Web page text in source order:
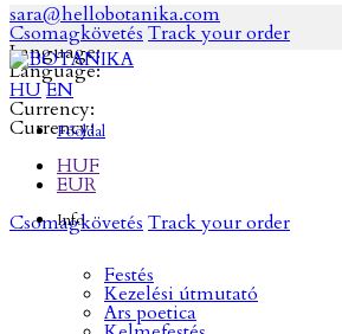
sara@hellobotanika.com
CsomagkövetésTrack your order
Language:
Language:
HUEN
Currency:
Currency:
HUF
EUR
CsomagkövetésTrack your order
Főoldal
Info
Festés
Kezelési útmutató
Ars poetica